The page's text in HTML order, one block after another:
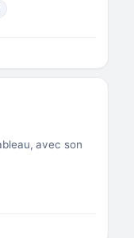
avec son